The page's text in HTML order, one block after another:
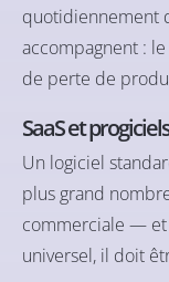
quotidiennement
accompagnent :
de perte de
SaaS et
Un logiciel
plus grand
commerciale — et
universel, il doit